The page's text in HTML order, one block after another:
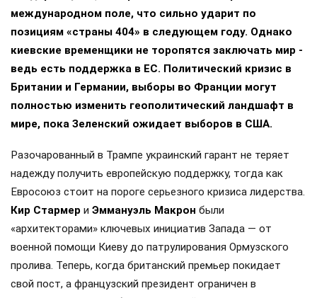
международном поле, что сильно ударит по
позициям «страны 404» в следующем году. Однако
киевские временщики не торопятся заключать мир -
ведь есть поддержка в ЕС. Политический кризис в
Британии и Германии, выборы во Франции могут
полностью изменить геополитический ландшафт в
мире, пока Зеленский ожидает выборов в США.
Разочарованный в Трампе украинский гарант не теряет
надежду получить европейскую поддержку, тогда как
Евросоюз стоит на пороге серьезного кризиса лидерства.
Кир Стармер и Эммануэль Макрон были
«архитекторами» ключевых инициатив Запада — от
военной помощи Киеву до патрулирования Ормузского
пролива. Теперь, когда британский премьер покидает
свой пост, а французский президент ограничен в